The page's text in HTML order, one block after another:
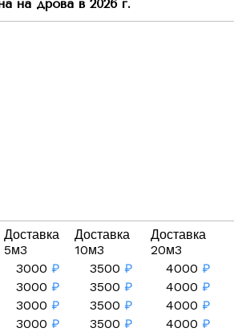
на дрова в 2026 г.
Доставка
5м3
Доставка
10м3
Доставка
20м3
3000 ₽ 3500 ₽ 4000 ₽
3000 ₽ 3500 ₽ 4000 ₽
3000 ₽ 3500 ₽ 4000 ₽
3000 ₽ 3500 ₽ 4000 ₽